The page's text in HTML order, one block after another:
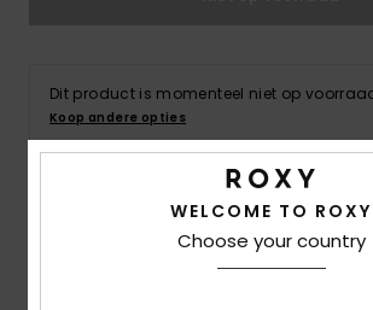
Dit product is momenteel niet op
Koop andere opties
Details & functies
WELCOME TO ROXY
Choose your country